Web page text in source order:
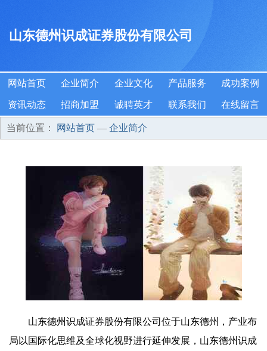
山东德州识成证券股份有限公司
网站首页 企业简介 企业文化 产品服务 成功案例
资讯动态 招商加盟 诚聘英才 联系我们 在线留言
当前位置： 网站首页 — 企业简介
山东德州识成证券股份有限公司位于山东德州，产业布
局以国际化思维及全球化视野进行延伸发展，山东德州识成